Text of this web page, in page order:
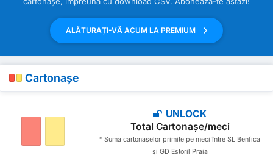
ALĂTURAȚI-VĂ ACUM LA PREMIUM
Cartonașe
UNLOCK
Total Cartonașe/meci
* Suma cartonașelor primite pe meci între SL Benfica
și GD Estoril Praia